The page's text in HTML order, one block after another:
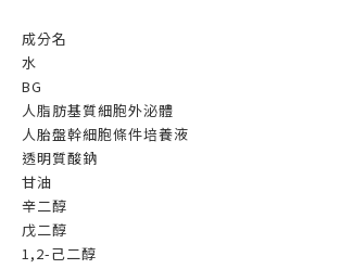
成分名
水
BG
人脂肪基質細胞外泌體
人胎盤幹細胞條件培養液
透明質酸鈉
甘油
辛二醇
戊二醇
1,2-己二醇